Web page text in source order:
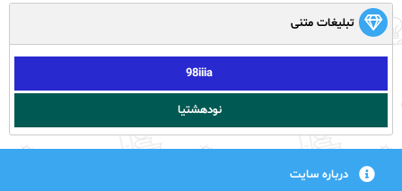
تبلیغات متنی
98iiia
نودهشتیا
درباره سایت